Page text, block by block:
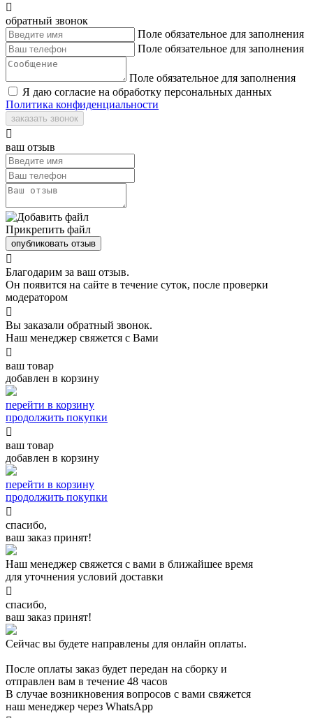

обратный звонок
Поле обязательное для заполнения
Поле обязательное для заполнения
Поле обязательное для заполнения
Я даю согласие на обработку персональных данных
Политика конфиденциальности
заказать звонок

ваш отзыв
Прикрепить файл
опубликовать отзыв

Благодарим за ваш отзыв.
Он появится на сайте в течение суток, после проверки
модератором

Вы заказали обратный звонок.
Наш менеджер свяжется с Вами

ваш товар
добавлен в корзину
перейти в корзину
продолжить покупки

ваш товар
добавлен в корзину
перейти в корзину
продолжить покупки

спасибо,
ваш заказ принят!
Наш менеджер свяжется с вами в ближайшее время
для уточнения условий доставки

спасибо,
ваш заказ принят!
Сейчас вы будете направлены для онлайн оплаты.
После оплаты заказ будет передан на сборку и
отправлен вам в течение 48 часов
В случае возникновения вопросов с вами свяжется
наш менеджер через WhatsApp